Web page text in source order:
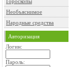
Необъяснимое
Народные средства
Авторизация
Логин:
Пароль: